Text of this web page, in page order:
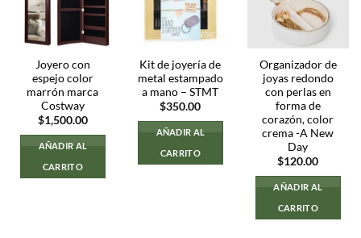
Joyero con
espejo color
marrón marca
Costway
$1,500.00
AÑADIR AL
CARRITO
Kit de joyería de
metal estampado
a mano – STMT
$350.00
AÑADIR AL
CARRITO
Organizador de
joyas redondo
con perlas en
forma de
corazón, color
crema -A New
Day
$120.00
AÑADIR AL
CARRITO